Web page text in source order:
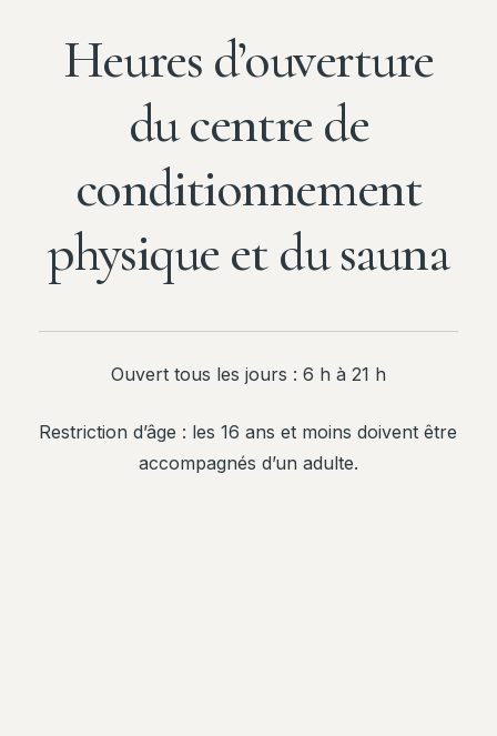
Heures d’ouverture
du centre de
conditionnement
physique et du sauna
Ouvert tous les jours : 6 h à 21 h
Restriction d’âge : les 16 ans et moins doivent être
accompagnés d’un adulte.